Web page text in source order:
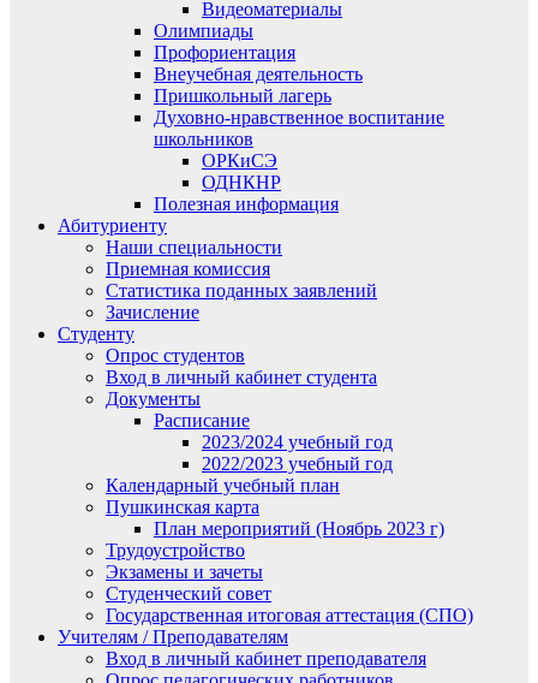
Видеоматериалы
Олимпиады
Профориентация
Внеучебная деятельность
Пришкольный лагерь
Духовно-нравственное воспитание
школьников
ОРКиСЭ
ОДНКНР
Полезная информация
Абитуриенту
Наши специальности
Приемная комиссия
Статистика поданных заявлений
Зачисление
Студенту
Опрос студентов
Вход в личный кабинет студента
Документы
Расписание
2023/2024 учебный год
2022/2023 учебный год
Календарный учебный план
Пушкинская карта
План мероприятий (Ноябрь 2023 г)
Трудоустройство
Экзамены и зачеты
Студенческий совет
Государственная итоговая аттестация (СПО)
Учителям / Преподавателям
Вход в личный кабинет преподавателя